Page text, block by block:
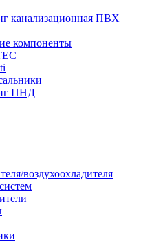
канализационная ПВХ
компоненты
ПНД
воздухоохладителя